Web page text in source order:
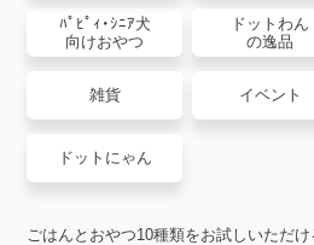
ﾊﾟﾋﾟｨ・ｼﾆｱ犬
向けおやつ
ドットわん
の逸品
雑貨 イベント
ドットにゃん
ごはんとおやつ10種類をお試しいただ